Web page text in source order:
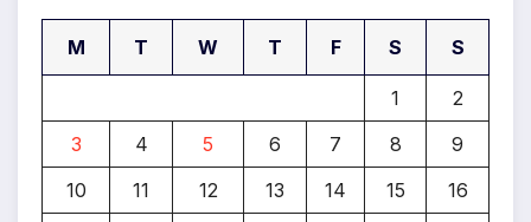
M T W T F S S
1
2
3
4 5 6 7 8
9
10
11 12 13 14 15
16